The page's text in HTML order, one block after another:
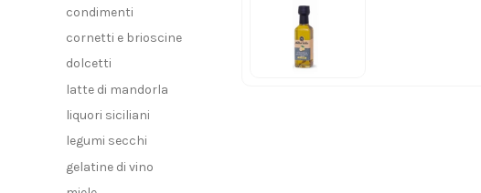
condimenti
cornetti e brioscine
dolcetti
latte di mandorla
liquori siciliani
legumi secchi
gelatine di vino